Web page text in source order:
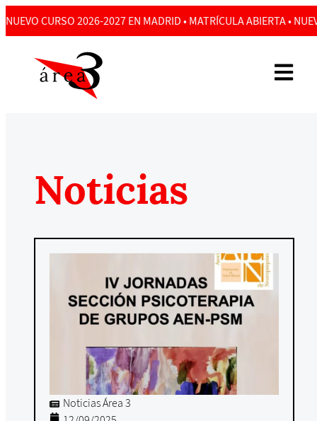
NUEVO CURSO 2026-2027 EN MADRID • MATRÍCULA ABIERTA •
Noticias
Noticias Área 3